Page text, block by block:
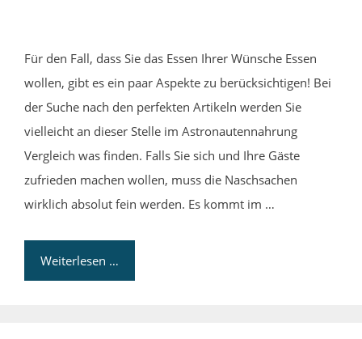
Für den Fall, dass Sie das Essen Ihrer Wünsche Essen
wollen, gibt es ein paar Aspekte zu berücksichtigen! Bei
der Suche nach den perfekten Artikeln werden Sie
vielleicht an dieser Stelle im Astronautennahrung
Vergleich was finden. Falls Sie sich und Ihre Gäste
zufrieden machen wollen, muss die Naschsachen
wirklich absolut fein werden. Es kommt im …
Weiterlesen …